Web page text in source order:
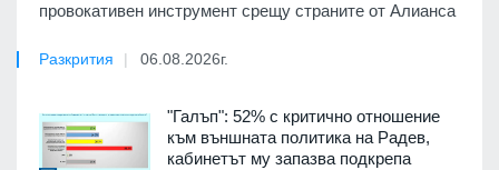
провокативен инструмент срещу страните от Алианса
Разкрития 06.08.2026г.
"Галъп": 52% с критично отношение
към външната политика на Радев,
кабинетът му запазва подкрепа